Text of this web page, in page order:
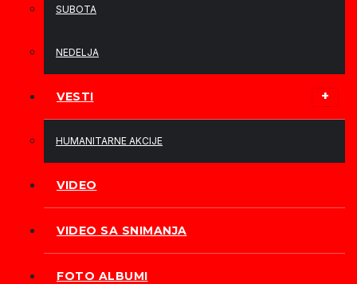
SUBOTA
NEDELJA
VESTI
HUMANITARNE AKCIJE
VIDEO
VIDEO SA SNIMANJA
FOTO ALBUMI